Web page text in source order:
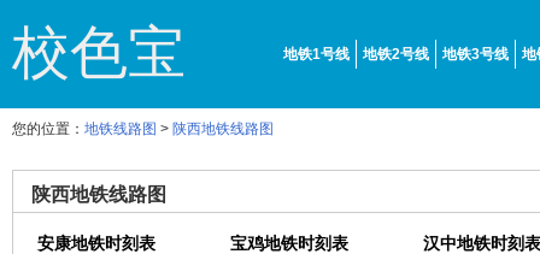
校色宝 地铁1号线 地铁2号线 地铁3号线 地
您的位置： 地铁线路图 > 陕西地铁线路图
陕西地铁线路图
安康地铁时刻表
宝鸡地铁时刻表
汉中地铁时刻表